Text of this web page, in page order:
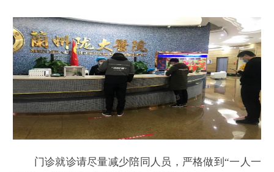
门诊就诊请尽量减少陪同人员，严格做到“一人一